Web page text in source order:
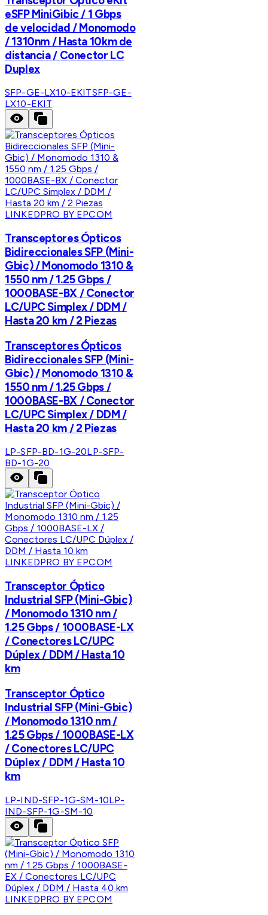
eSFP MiniGibic / 1 Gbps
de velocidad / Monomodo
/ 1310nm / Hasta 10km de
distancia / Conector LC
Duplex
SFP-GE-LX10-EKITSFP-GE-
LX10-EKIT
LINKEDPRO BY EPCOM
Transceptores Ópticos
Bidireccionales SFP (Mini-
Gbic) / Monomodo 1310 &
1550 nm / 1.25 Gbps /
1000BASE-BX / Conector
LC/UPC Simplex / DDM /
Hasta 20 km / 2 Piezas
Transceptores Ópticos
Bidireccionales SFP (Mini-
Gbic) / Monomodo 1310 &
1550 nm / 1.25 Gbps /
1000BASE-BX / Conector
LC/UPC Simplex / DDM /
Hasta 20 km / 2 Piezas
LP-SFP-BD-1G-20LP-SFP-
BD-1G-20
LINKEDPRO BY EPCOM
Transceptor Óptico
Industrial SFP (Mini-Gbic)
/ Monomodo 1310 nm /
1.25 Gbps / 1000BASE-LX
/ Conectores LC/UPC
Dúplex / DDM / Hasta 10
km
Transceptor Óptico
Industrial SFP (Mini-Gbic)
/ Monomodo 1310 nm /
1.25 Gbps / 1000BASE-LX
/ Conectores LC/UPC
Dúplex / DDM / Hasta 10
km
LP-IND-SFP-1G-SM-10LP-
IND-SFP-1G-SM-10
LINKEDPRO BY EPCOM